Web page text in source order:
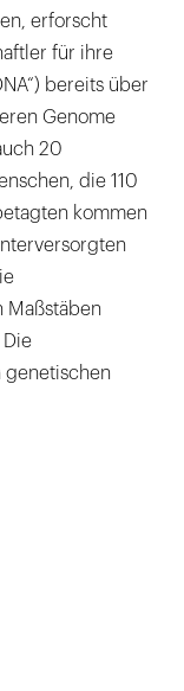
erforscht
für ihre
bereits über
Genome
20
die 110
kommen
Maßstäben
genetischen